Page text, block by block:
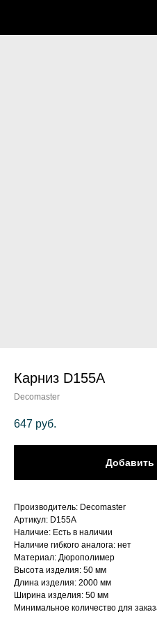
Карниз D155A
Decomaster
647 руб.
Добавить
Производитель: Decomaster
Артикул: D155A
Наличие: Есть в наличии
Наличие гибкого аналога: нет
Материал: Дюрополимер
Высота изделия: 50 мм
Длина изделия: 2000 мм
Ширина изделия: 50 мм
Минимальное количество для